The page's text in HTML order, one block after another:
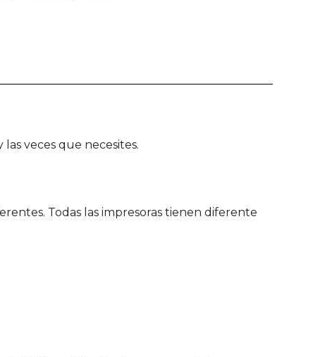
veces que necesites.
Todas las impresoras tienen diferente